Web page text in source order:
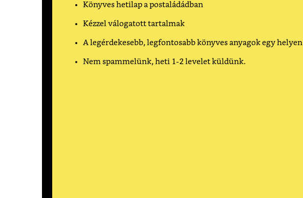
Könyves hetilap a postaládádban
Kézzel válogatott tartalmak
A legérdekesebb, legfontosabb könyves anyagok egy helyen
Nem spammelünk, heti 1-2 levelet küldünk.